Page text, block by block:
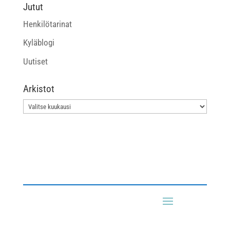
Jutut
Henkilötarinat
Kyläblogi
Uutiset
Arkistot
Arkistot